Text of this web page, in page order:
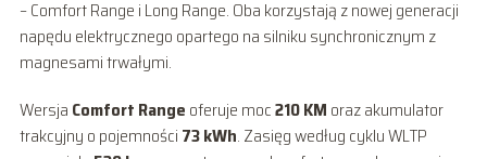
– Comfort Range i Long Range. Oba korzystają z nowej generacji
napędu elektrycznego opartego na silniku synchronicznym z
magnesami trwałymi.
Wersja Comfort Range oferuje moc210 KM oraz akumulator
trakcyjny o pojemności 73 kWh. Zasięg według cyklu WLTP